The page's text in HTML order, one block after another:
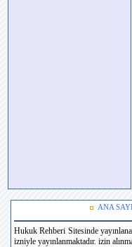
ANA
Hukuk Rehberi Sitesinde
izniyle yayınlanmaktadır. izin